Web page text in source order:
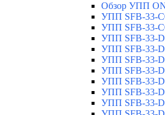
Обзор УПП
УПП SFB-33-
УПП SFB-33-
УПП SFB-33-
УПП SFB-33-
УПП SFB-33-
УПП SFB-33-
УПП SFB-33-
УПП SFB-33-
УПП SFB-33-